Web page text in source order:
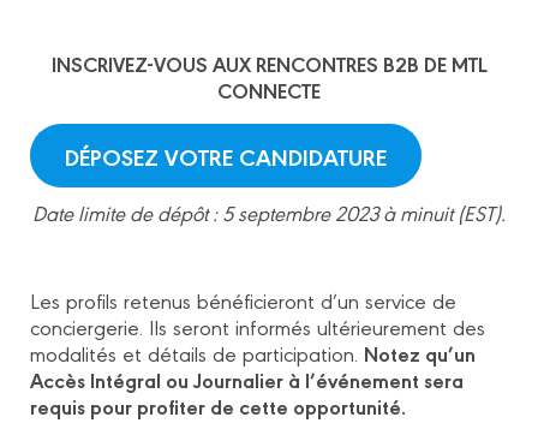
INSCRIVEZ-VOUS AUX RENCONTRES B2B DE MTL
CONNECTE
DÉPOSEZ VOTRE CANDIDATURE
Date limite de dépôt : 5 septembre 2023 à minuit (EST).
Les profils retenus bénéficieront d’un service de
conciergerie. Ils seront informés ultérieurement des
modalités et détails de participation. Notez qu’un
Accès Intégral ou Journalier à l’événement sera
requis pour profiter de cette opportunité.